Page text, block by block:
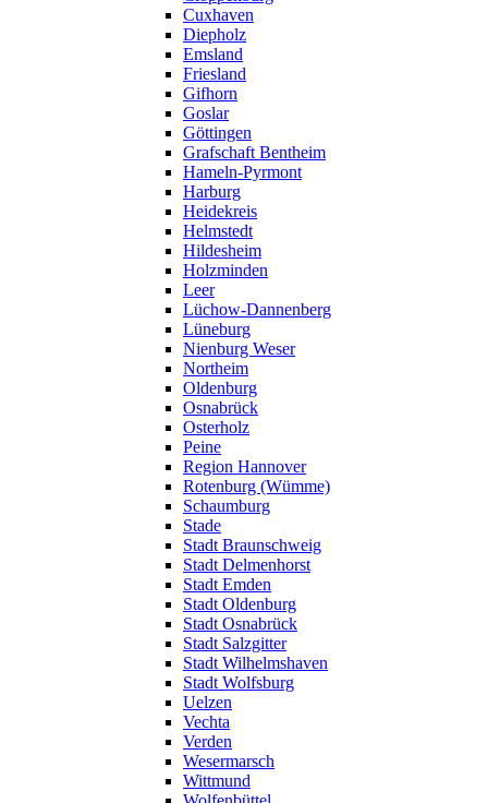
Cuxhaven
Diepholz
Emsland
Friesland
Gifhorn
Goslar
Göttingen
Grafschaft Bentheim
Hameln-Pyrmont
Harburg
Heidekreis
Helmstedt
Hildesheim
Holzminden
Leer
Lüchow-Dannenberg
Lüneburg
Nienburg Weser
Northeim
Oldenburg
Osnabrück
Osterholz
Peine
Region Hannover
Rotenburg (Wümme)
Schaumburg
Stade
Stadt Braunschweig
Stadt Delmenhorst
Stadt Emden
Stadt Oldenburg
Stadt Osnabrück
Stadt Salzgitter
Stadt Wilhelmshaven
Stadt Wolfsburg
Uelzen
Vechta
Verden
Wesermarsch
Wittmund